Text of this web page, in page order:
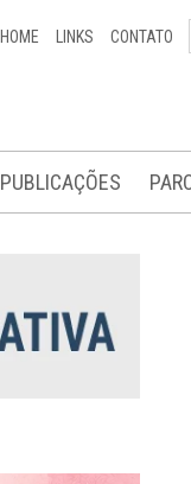
HOME LINKS CONTATO
PUBLICAÇÕES